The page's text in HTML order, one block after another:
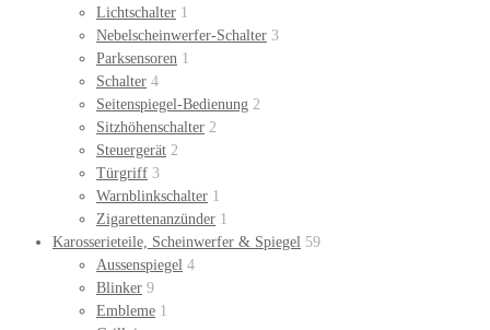
Lichtschalter 1
Nebelscheinwerfer-Schalter 3
Parksensoren 1
Schalter 4
Seitenspiegel-Bedienung 2
Sitzhöhenschalter 2
Steuergerät 2
Türgriff 3
Warnblinkschalter 1
Zigarettenanzünder 1
Karosserieteile, Scheinwerfer & Spiegel 59
Aussenspiegel 4
Blinker 9
Embleme 1